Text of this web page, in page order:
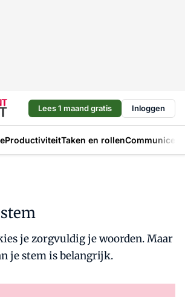
Lees 1 maand gratis Inloggen
ProductiviteitTaken en rollen
je zorgvuldig je woorden. Maar
je stem is belangrijk.